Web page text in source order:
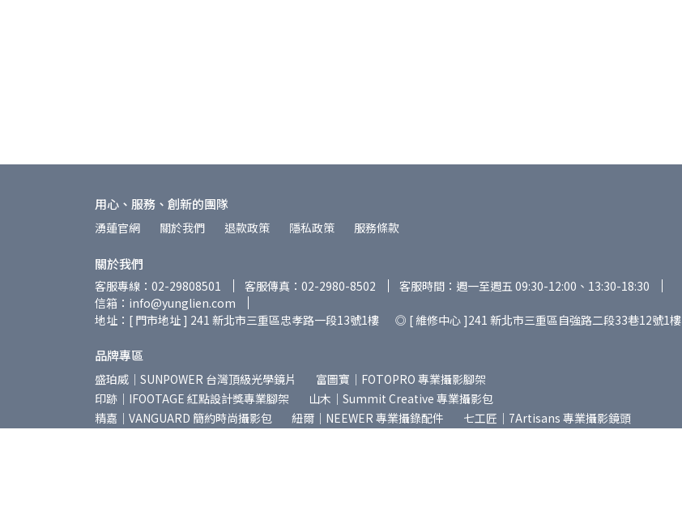
用心、服務、創新的團隊
湧蓮官網 關於我們 退款政策 隱私政策 服務條款
關於我們
客服專線：02-29808501 客服傳真：02-2980-8502
客服時間：週一至週五 09:30-12:00、13:30-18:30
信箱：info@yunglien.com
地址：[ 門市地址 ] 241 新北市三重區忠孝路一段13號1樓 ◎ [ 維修中心 ]241 新北市三重區自強路二段33巷12號1樓
品牌專區
盛珀威｜SUNPOWER 台灣頂級光學鏡片
富圖寶｜FOTOPRO 專業攝影腳架
印跡｜IFOOTAGE 紅點設計獎專業腳架
山木｜Summit Creative 專業攝影包
精嘉｜VANGUARD 簡約時尚攝影包
紐爾｜NEEWER 專業攝錄配件
七工匠｜7Artisans 專業攝影鏡頭